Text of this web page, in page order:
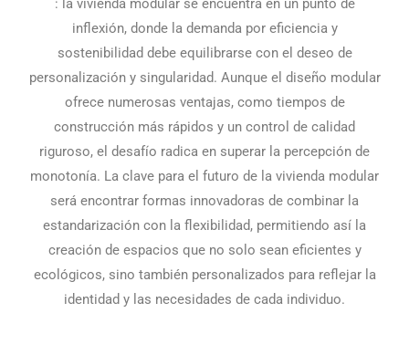
: la vivienda modular se encuentra en un punto de
inflexión, donde la demanda por eficiencia y
sostenibilidad debe equilibrarse con el deseo de
personalización y singularidad. Aunque el diseño modular
ofrece numerosas ventajas, como tiempos de
construcción más rápidos y un control de calidad
riguroso, el desafío radica en superar la percepción de
monotonía. La clave para el futuro de la vivienda modular
será encontrar formas innovadoras de combinar la
estandarización con la flexibilidad, permitiendo así la
creación de espacios que no solo sean eficientes y
ecológicos, sino también personalizados para reflejar la
identidad y las necesidades de cada individuo.